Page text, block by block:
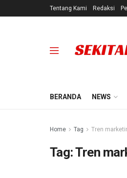
Tentang Kami Redaksi
BERANDA NEWS
Home Tag Tren
Tag:Tren